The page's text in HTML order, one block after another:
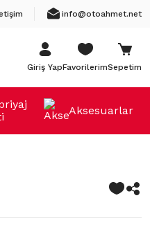
info@otoahmet.net
Giriş YapFavorilerimSepetim
Aksesuarlar